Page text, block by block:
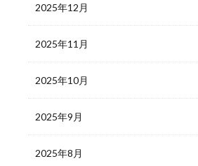
2025年12月
2025年11月
2025年10月
2025年9月
2025年8月